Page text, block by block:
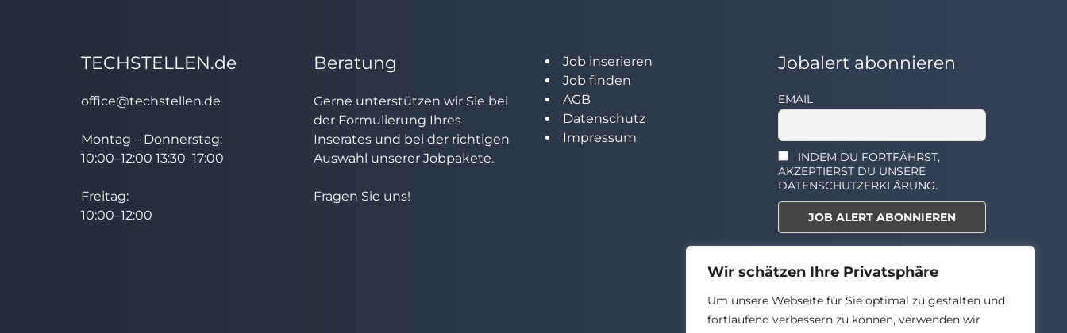
Wir schätzen Ihre Privatsphäre
Um unsere Webseite für Sie optimal zu gestalten und
fortlaufend verbessern zu können, verwenden wir
TECHSTELLEN.de
office@techstellen.de
Montag – Donnerstag:
10:00–12:00 13:30–17:00
Freitag:
10:00–12:00
Beratung
Gerne unterstützen wir Sie bei
der Formulierung Ihres
Inserates und bei der richtigen
Auswahl unserer Jobpakete.
Fragen Sie uns!
Job inserieren
Job finden
AGB
Datenschutz
Impressum
Jobalert abonnieren
EMAIL
INDEM DU FORTFÄHRST,
AKZEPTIERST DU UNSERE
DATENSCHUTZERKLÄRUNG.
Select the widget you want to